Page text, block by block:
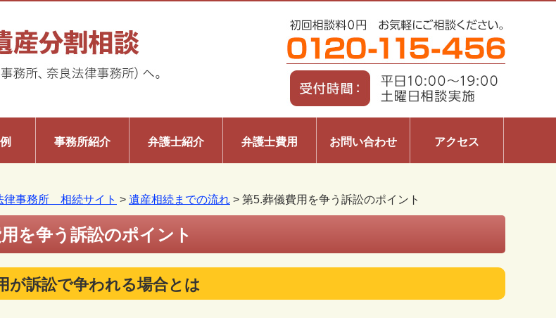
事務所紹介 弁護士紹介 弁護士費用 お問い合わせ アクセス
律事務所 相続サイト > 遺産相続までの流れ > 第5.葬儀費用を争う訴訟のポイント
を争う訴訟のポイント
が訴訟で争われる場合とは